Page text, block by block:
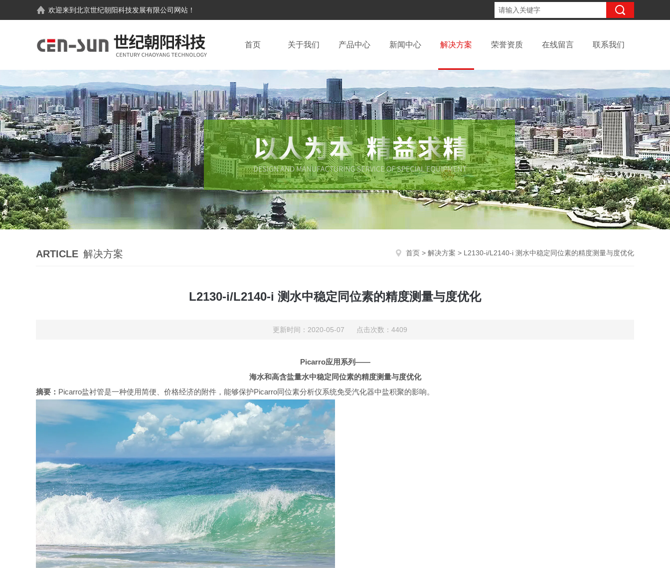
欢迎来到北京世纪朝阳科技发展有限公司 网站！
首页 关于我们 产品中心 新闻中心 解决方案 荣誉资质 在线留言 联系我们
ARTICLE 解决方案 首页 > 解决方案 > L2130-i/L2140-i 测水中稳定同位素的精度测量与度优化
L2130-i/L2140-i 测水中稳定同位素的精度测量与度优化
更新时间：2020-05-07 点击次数：4409
Picarro应用系列——
海水和高含盐量水中稳定同位素的精度测量与度优化
摘要： Picarro盐衬管是一种使用简便、价格经济的附件，能够保护Picarro同位素分析仪系统免受汽化器中盐积聚的影响。